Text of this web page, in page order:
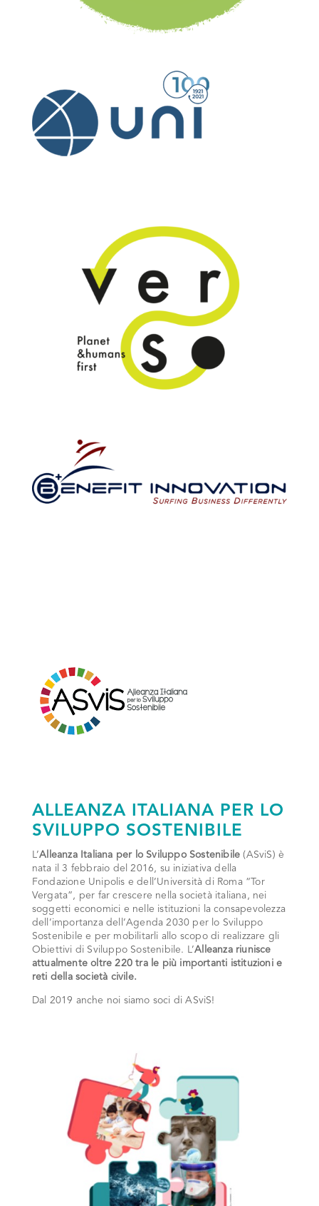
ALLEANZA ITALIANA PER LO
SVILUPPO SOSTENIBILE
L’Alleanza Italiana per lo Sviluppo Sostenibile (ASviS) è
nata il 3 febbraio del 2016, su iniziativa della
Fondazione Unipolis e dell’Università di Roma “Tor
Vergata”, per far crescere nella società italiana, nei
soggetti economici e nelle istituzioni la consapevolezza
dell’importanza dell’Agenda 2030 per lo Sviluppo
Sostenibile e per mobilitarli allo scopo di realizzare gli
Obiettivi di Sviluppo Sostenibile. L’Alleanza riunisce
attualmente oltre 220 tra le più importanti istituzioni e
reti della società civile.
Dal 2019 anche noi siamo soci di ASviS!